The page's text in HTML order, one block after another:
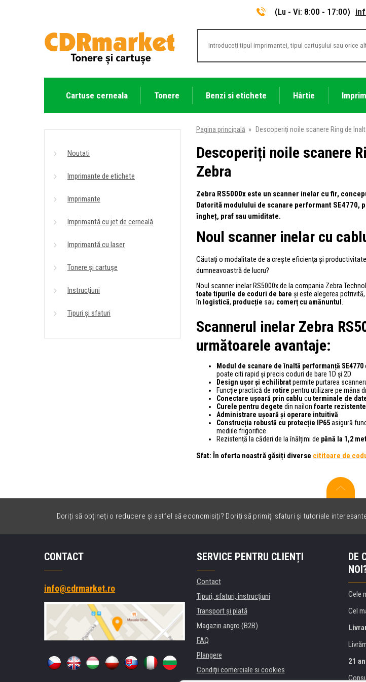
(Lu - Vi: 8:00 - 17:00)
Cartuse cerneala Tonere Benzi si etichete Hârtie
Noutati
Imprimante de etichete
Imprimante
Imprimantă cu jet de cerneală
Imprimantă cu laser
Tonere și cartușe
Instrucțiuni
Tipuri și sfaturi
Pagina principală » Descoperiți noile scanere Ring de
Descoperiți noile scanere
Zebra
Zebra RS5000x este un scanner inelar cu fir,
Datorită modulului de scanare performant
îngheț, praf sau umiditate.
Noul scanner inelar cu
Căutați o modalitate de a crește eficiența și
dumneavoastră de lucru?
Noul scanner inelar RS5000x de la compania Zebra
toate tipurile de coduri de bare și este alegerea
în logistică, producție sau comerț cu amănuntul
Scannerul inelar Zebra
următoarele avantaje:
Modul de scanare de înaltă performanță SE4770
poate citi rapid și precis coduri de bare 1D și 2D
Design ușor și echilibratpermite purtarea
Funcție practică de rotire pentru utilizare pe mâna
Conectare ușoară prin cablu cu terminale de
Curele pentru degete din nailon foarte rezistente
Administrare ușoară și operare intuitivă
Construcția robustă cu protecție IP65asigură
mediile frigorifice
Rezistență la căderi de la înălțimi de până la 1,2
Sfat: În oferta noastră găsiți diverse cititoare de
Doriți să obțineți o reducere și astfel să economisiți? Doriți să primiți sfaturi și tutoriale
CONTACT
info@cdrmarket.ro
SERVICE PENTRU CLIENȚI
Contact
Tipuri, sfaturi, instrucțiuni
Transport şi plată
Magazin angro (B2B)
FAQ
Plangere
Condiţii comerciale si cookies
DE
Cele
Cel
21